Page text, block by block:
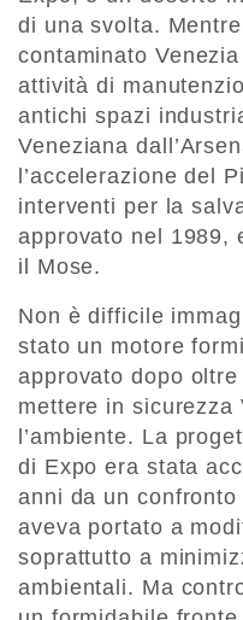
di una svolta.
contaminato
attività di
antichi spazi
Veneziana
l’accelerazione del
interventi per la
approvato nel 1989,
il Mose.
Non è difficile
stato un motore
approvato dopo
mettere in sicurezza
l’ambiente. La
di Expo era stata
anni da un
aveva portato a
soprattutto a
ambientali. Ma